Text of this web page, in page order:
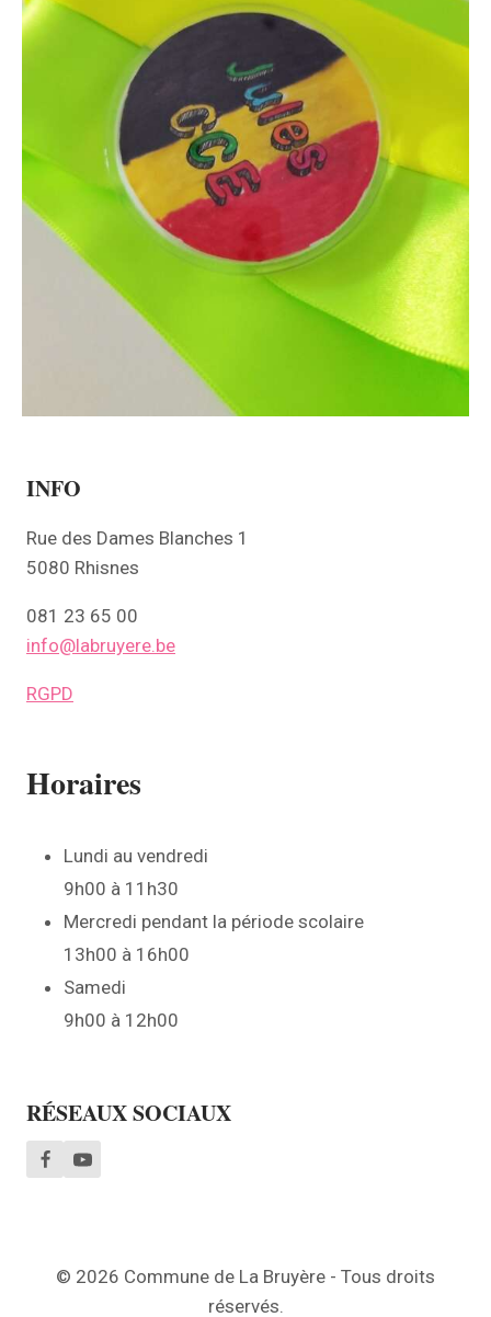
INFO
Rue des Dames Blanches 1
5080 Rhisnes
081 23 65 00
info@labruyere.be
RGPD
Horaires
Lundi au vendredi
9h00 à 11h30
Mercredi pendant la période scolaire
13h00 à 16h00
Samedi
9h00 à 12h00
RÉSEAUX SOCIAUX
© 2026 Commune de La Bruyère - Tous droits
réservés.